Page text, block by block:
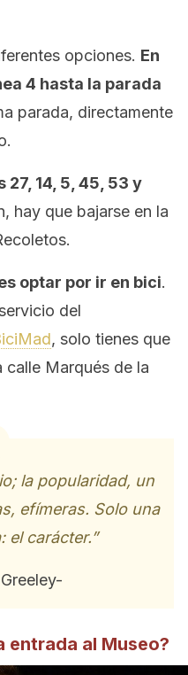
opciones. En
4 hasta la parada
parada, directamente
27, 14, 5, 45, 53 y
hay que bajarse en la
optar por ir en bici.
del
, solo tienes que
calle Marqués de la
la popularidad, un
efímeras. Solo una
el carácter.”
entrada al Museo?